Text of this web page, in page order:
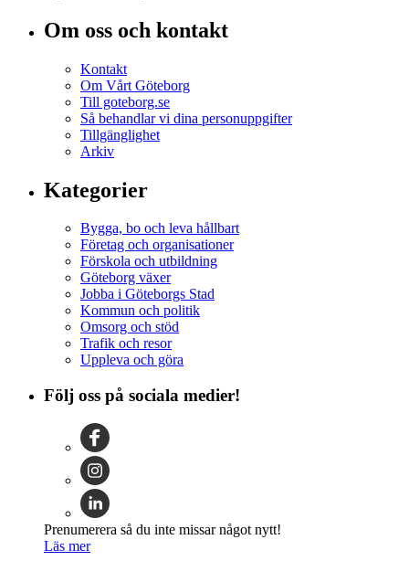
Om oss och kontakt
Kontakt
Om Vårt Göteborg
Till goteborg.se
Så behandlar vi dina personuppgifter
Tillgänglighet
Arkiv
Kategorier
Bygga, bo och leva hållbart
Företag och organisationer
Förskola och utbildning
Göteborg växer
Jobba i Göteborgs Stad
Kommun och politik
Omsorg och stöd
Trafik och resor
Uppleva och göra
Följ oss på sociala medier!
Prenumerera så du inte missar något nytt!
Läs mer